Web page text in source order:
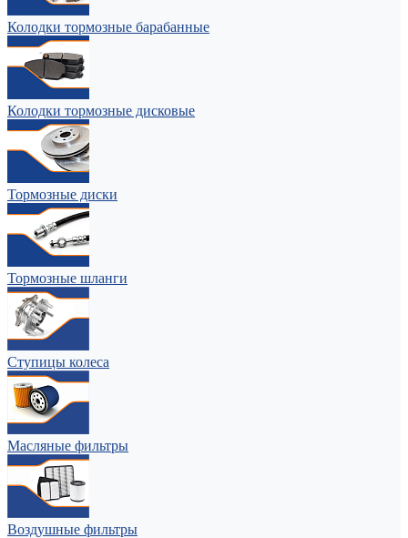
Колодки тормозные барабанные
Колодки тормозные дисковые
Тормозные диски
Тормозные шланги
Ступицы колеса
Масляные фильтры
Воздушные фильтры